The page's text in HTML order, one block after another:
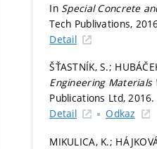
In Special Concrete
Tech Publivations,
Detail
ŠŤASTNÍK, S.;
Engineering Materials
Publications Ltd,
Detail
Odkaz
MIKULICA, K.;